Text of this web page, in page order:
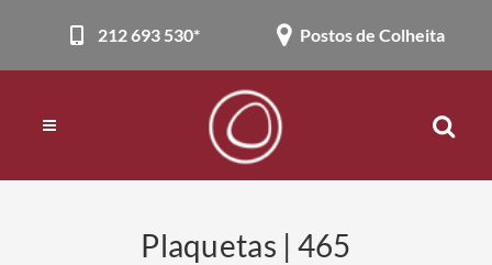
212 693 530* Postos de Colheita
Plaquetas | 465